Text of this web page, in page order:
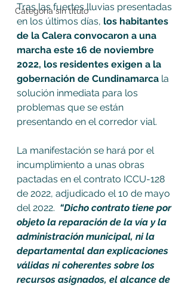
Categoría sin título
Tras las fuertes lluvias presentadas
en los últimos días, los habitantes
de la Calera convocaron a una
marcha este 16 de noviembre
2022, los residentes exigen a la
gobernación de Cundinamarca la
solución inmediata para los
problemas que se están
presentando en el corredor vial.
La manifestación se hará por el
incumplimiento a unas obras
pactadas en el contrato ICCU-128
de 2022, adjudicado el 10 de mayo
del 2022. “Dicho contrato tiene por
objeto la reparación de la vía y la
administración municipal, ni la
departamental dan explicaciones
válidas ni coherentes sobre los
recursos asignados, el alcance de